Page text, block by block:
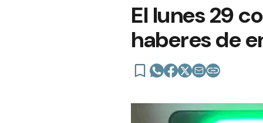
El lunes 29
haberes de